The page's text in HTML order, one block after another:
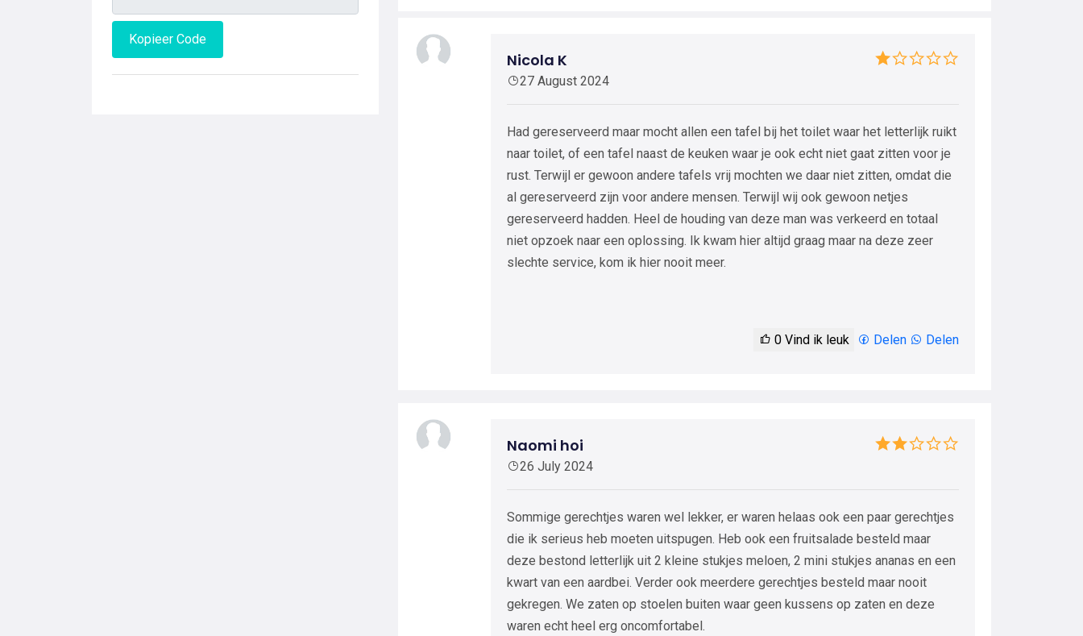
Kopieer Code
Nicola K
27 August 2024
Had gereserveerd maar mocht allen een tafel bij het toilet waar het letterlijk ruikt
naar toilet, of een tafel naast de keuken waar je ook echt niet gaat zitten voor je
rust. Terwijl er gewoon andere tafels vrij mochten we daar niet zitten, omdat die
al gereserveerd zijn voor andere mensen. Terwijl wij ook gewoon netjes
gereserveerd hadden. Heel de houding van deze man was verkeerd en totaal
niet opzoek naar een oplossing. Ik kwam hier altijd graag maar na deze zeer
slechte service, kom ik hier nooit meer.
0 Vind ik leuk Delen Delen
Naomi hoi
26 July 2024
Sommige gerechtjes waren wel lekker, er waren helaas ook een paar gerechtjes
die ik serieus heb moeten uitspugen. Heb ook een fruitsalade besteld maar
deze bestond letterlijk uit 2 kleine stukjes meloen, 2 mini stukjes ananas en een
kwart van een aardbei. Verder ook meerdere gerechtjes besteld maar nooit
gekregen. We zaten op stoelen buiten waar geen kussens op zaten en deze
waren echt heel erg oncomfortabel.